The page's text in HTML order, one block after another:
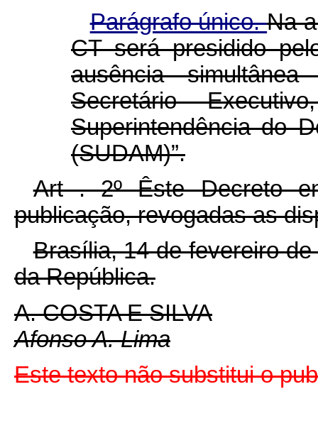
Parágrafo único.Na
CT será presidido
ausência
Secretário
Superintendência do
(SUDAM)”.
Art . 2º Êste Decreto
publicação, revogadas as
Brasília, 14 de fevereiro de
da República.
A. COSTA E SILVA
Afonso A. Lima
Este texto não substitui o